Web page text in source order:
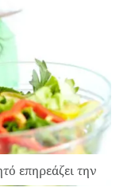
επηρεάζει την